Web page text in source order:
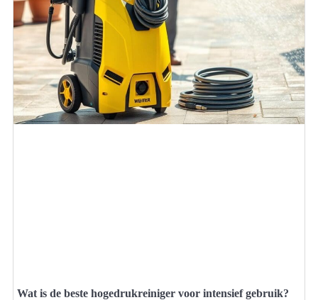
Wat is de beste hogedrukreiniger voor intensief gebruik?